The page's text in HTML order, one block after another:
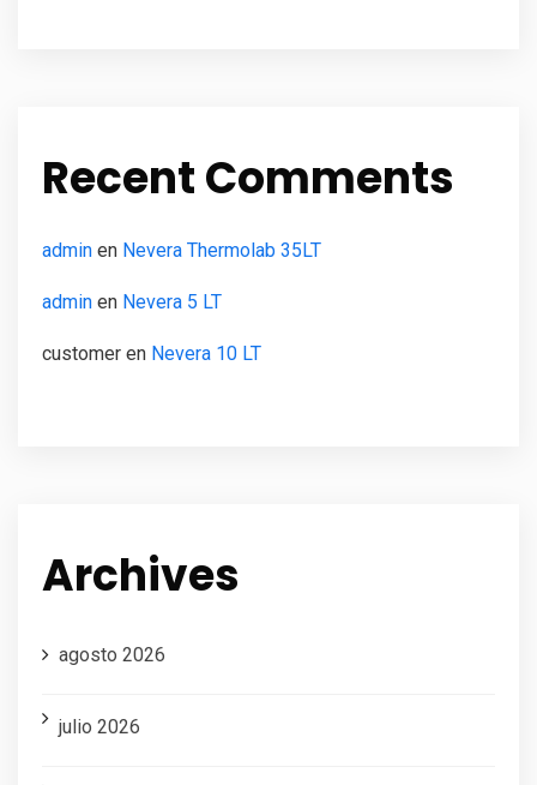
Recent Comments
admin en Nevera Thermolab 35LT
admin en Nevera 5 LT
customer en Nevera 10 LT
Archives
agosto 2026
julio 2026